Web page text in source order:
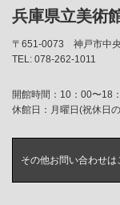
兵庫県立美術
〒651-0073 神戸市中
TEL: 078-262-1011
開館時間：10：00〜
休館日：月曜日(祝休日
その他お問い合わせは